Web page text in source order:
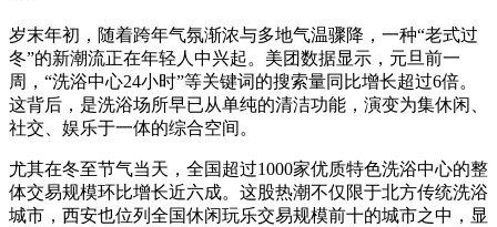
岁末年初，随着跨年气氛渐浓与多地气温骤降，一种“老式过
冬”的新潮流正在年轻人中兴起。美团数据显示，元旦前一
周，“洗浴中心24小时”等关键词的搜索量同比增长超过6倍。
这背后，是洗浴场所早已从单纯的清洁功能，演变为集休闲、
社交、娱乐于一体的综合空间。
尤其在冬至节气当天，全国超过1000家优质特色洗浴中心的整
体交易规模环比增长近六成。这股热潮不仅限于北方传统洗浴
城市，西安也位列全国休闲玩乐交易规模前十的城市之中，显